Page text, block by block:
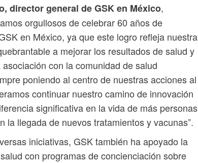
director general de GSK en México,
orgullosos de celebrar 60 años de
en México, ya que este logro refleja nuestra
a mejorar los resultados de salud y
con la comunidad de salud
poniendo al centro de nuestras acciones al
continuar nuestro camino de innovación
significativa en la vida de más personas
la llegada de nuevos tratamientos y vacunas”.
iniciativas, GSK también ha apoyado la
con programas de concienciación sobre